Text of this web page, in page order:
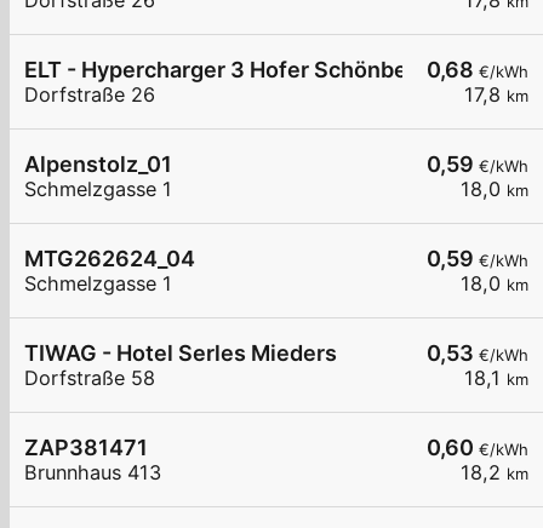
0,68 €/kWh
17,8 km
ELT - Hypercharger 3 Hofer Schönberg
Dorfstraße 26
0,59 €/kWh
18,0 km
Alpenstolz_01
Schmelzgasse 1
0,59 €/kWh
18,0 km
MTG262624_04
Schmelzgasse 1
0,53 €/kWh
18,1 km
TIWAG - Hotel Serles Mieders
Dorfstraße 58
0,60 €/kWh
18,2 km
ZAP381471
Brunnhaus 413